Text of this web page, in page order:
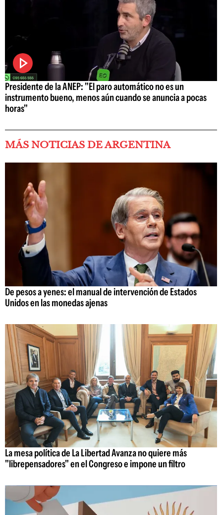
Presidente de la ANEP: "El paro automático no es un
instrumento bueno, menos aún cuando se anuncia a pocas
horas"
MÁS NOTICIAS DE ARGENTINA
De pesos a yenes: el manual de intervención de Estados
Unidos en las monedas ajenas
La mesa política de La Libertad Avanza no quiere más
"librepensadores" en el Congreso e impone un filtro